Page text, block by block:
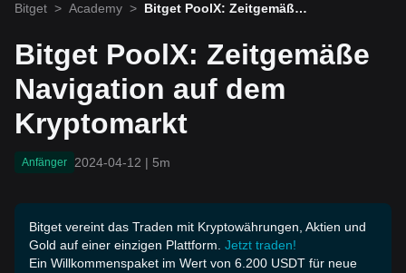
Bitget > Academy > Bitget PoolX: Zeitgemäße
Bitget PoolX: Zeitgemäße
Navigation auf dem
Kryptomarkt
Anfänger 2024-04-12 | 5m
Bitget vereint das Traden mit Kryptowährungen, Aktien und
Gold auf einer einzigen Plattform. Jetzt traden!
Ein Willkommenspaket im Wert von 6.200 USDT für neue